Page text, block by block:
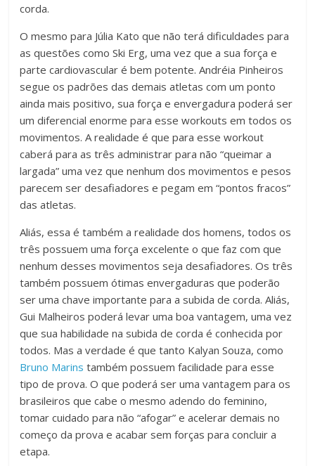
corda.
O mesmo para Júlia Kato que não terá dificuldades para
as questões como Ski Erg, uma vez que a sua força e
parte cardiovascular é bem potente. Andréia Pinheiros
segue os padrões das demais atletas com um ponto
ainda mais positivo, sua força e envergadura poderá ser
um diferencial enorme para esse workouts em todos os
movimentos. A realidade é que para esse workout
caberá para as três administrar para não “queimar a
largada” uma vez que nenhum dos movimentos e pesos
parecem ser desafiadores e pegam em “pontos fracos”
das atletas.
Aliás, essa é também a realidade dos homens, todos os
três possuem uma força excelente o que faz com que
nenhum desses movimentos seja desafiadores. Os três
também possuem ótimas envergaduras que poderão
ser uma chave importante para a subida de corda. Aliás,
Gui Malheiros poderá levar uma boa vantagem, uma vez
que sua habilidade na subida de corda é conhecida por
todos. Mas a verdade é que tanto Kalyan Souza, como
Bruno Marins também possuem facilidade para esse
tipo de prova. O que poderá ser uma vantagem para os
brasileiros que cabe o mesmo adendo do feminino,
tomar cuidado para não “afogar” e acelerar demais no
começo da prova e acabar sem forças para concluir a
etapa.